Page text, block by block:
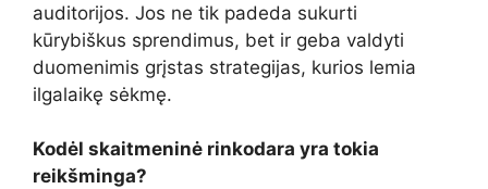
auditorijos. Jos ne tik padeda sukurti
kūrybiškus sprendimus, bet ir geba valdyti
duomenimis grįstas strategijas, kurios lemia
ilgalaikę sėkmę.
Kodėl skaitmeninė rinkodara yra tokia
reikšminga?